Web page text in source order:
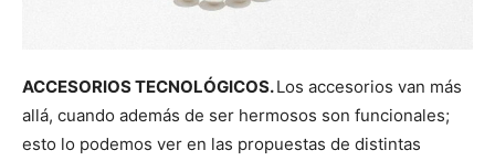
ACCESORIOS TECNOLÓGICOS.Los accesorios van más
allá, cuando además de ser hermosos son funcionales;
esto lo podemos ver en las propuestas de distintas